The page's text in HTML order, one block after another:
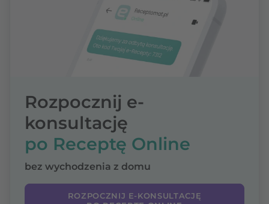
Rozpocznij e-
konsultację
po Receptę Online
bez wychodzenia z domu
ROZPOCZNIJ E-KONSULTACJĘ